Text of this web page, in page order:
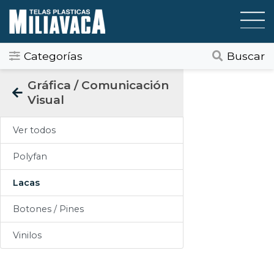
Categorías Buscar
Categorias
Todos
Gráfica / Comunicación Visual
Gráfica / Comunicación
Visual
Ver todos
Polyfan
Lacas
Botones / Pines
Vinilos
Tapicería
Telas Plásticas
Felpudos
Toldos